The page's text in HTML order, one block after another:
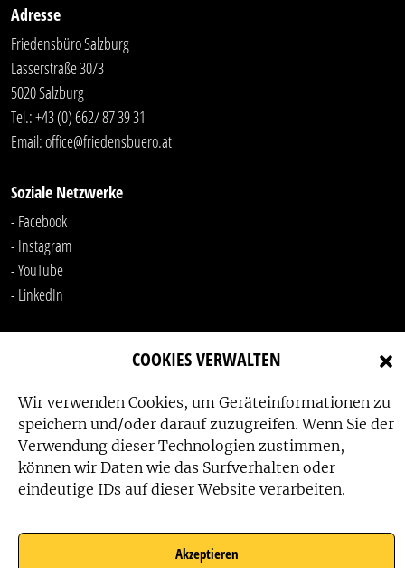
COOKIES VERWALTEN
Wir verwenden Cookies, um Geräteinformationen zu
speichern und/oder darauf zuzugreifen. Wenn Sie der
Verwendung dieser Technologien zustimmen,
können wir Daten wie das Surfverhalten oder
eindeutige IDs auf dieser Website verarbeiten.
Akzeptieren
Adresse
Friedensbüro Salzburg
Lasserstraße 30/3
5020 Salzburg
Tel.:+43 (0) 662/ 87 39 31
Email:office@friedensbuero.at
Soziale Netzwerke
- Facebook
- Instagram
- YouTube
- LinkedIn
Das Friedensbüro wird gefördert von: